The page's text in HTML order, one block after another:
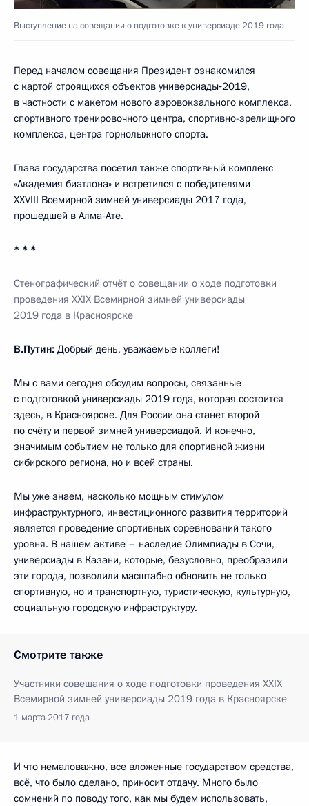
Выступление на совещании о подготовке к универсиаде 2019 года
Перед началом совещания Президент ознакомился
с картой строящихся объектов универсиады‑2019,
в частности с макетом нового аэровокзального комплекса,
спортивного тренировочного центра, спортивно-зрелищного
комплекса, центра горнолыжного спорта.
Глава государства посетил также спортивный комплекс
«Академия биатлона» и встретился с победителями
XXVIII Всемирной зимней универсиады 2017 года,
прошедшей в Алма‑Ате.
* * *
Стенографический отчёт о совещании о ходе подготовки
проведения XXIX Всемирной зимней универсиады
2019 года в Красноярске
В.Путин: Добрый день, уважаемые коллеги!
Мы с вами сегодня обсудим вопросы, связанные
с подготовкой универсиады 2019 года, которая состоится
здесь, в Красноярске. Для России она станет второй
по счёту и первой зимней универсиадой. И конечно,
значимым событием не только для спортивной жизни
сибирского региона, но и всей страны.
Мы уже знаем, насколько мощным стимулом
инфраструктурного, инвестиционного развития территорий
является проведение спортивных соревнований такого
уровня. В нашем активе – наследие Олимпиады в Сочи,
универсиады в Казани, которые, безусловно, преобразили
эти города, позволили масштабно обновить не только
спортивную, но и транспортную, туристическую, культурную,
социальную городскую инфраструктуру.
Смотрите также
Участники совещания о ходе подготовки проведения XXIX
Всемирной зимней универсиады 2019 года в Красноярске
1 марта 2017 года
И что немаловажно, все вложенные государством средства,
всё, что было сделано, приносит отдачу. Много было
сомнений по поводу того, как мы будем использовать,